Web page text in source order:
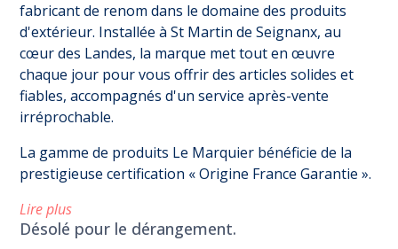
fabricant de renom dans le domaine des produits
d'extérieur. Installée à St Martin de Seignanx, au
cœur des Landes, la marque met tout en œuvre
chaque jour pour vous offrir des articles solides et
fiables, accompagnés d'un service après-vente
irréprochable.
La gamme de produits Le Marquier bénéficie de la
prestigieuse certification « Origine France Garantie ».
Lire plus
Désolé pour le dérangement.